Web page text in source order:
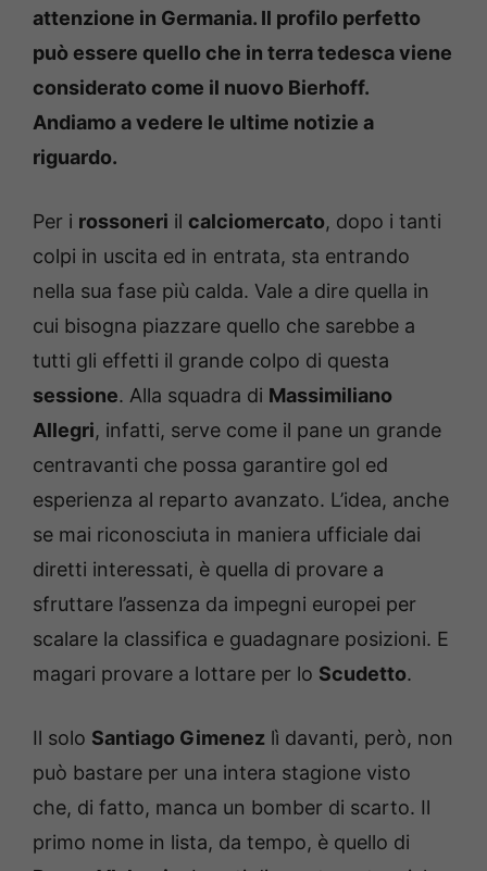
attenzione in Germania. Il profilo perfetto
può essere quello che in terra tedesca viene
considerato come il nuovo Bierhoff.
Andiamo a vedere le ultime notizie a
riguardo.
Per i rossoneri il calciomercato, dopo i tanti
colpi in uscita ed in entrata, sta entrando
nella sua fase più calda. Vale a dire quella in
cui bisogna piazzare quello che sarebbe a
tutti gli effetti il grande colpo di questa
sessione. Alla squadra di Massimiliano
Allegri, infatti, serve come il pane un grande
centravanti che possa garantire gol ed
esperienza al reparto avanzato. L’idea, anche
se mai riconosciuta in maniera ufficiale dai
diretti interessati, è quella di provare a
sfruttare l’assenza da impegni europei per
scalare la classifica e guadagnare posizioni. E
magari provare a lottare per lo Scudetto.
Il solo Santiago Gimenez lì davanti, però, non
può bastare per una intera stagione visto
che, di fatto, manca un bomber di scarto. Il
primo nome in lista, da tempo, è quello di